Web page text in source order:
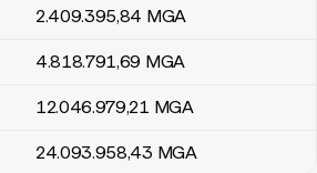
2.409.395,84 MGA
4.818.791,69 MGA
12.046.979,21 MGA
24.093.958,43 MGA